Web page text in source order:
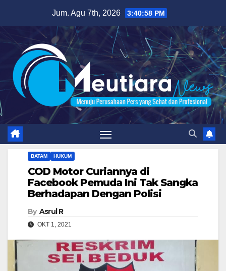
content
Jum. Agu 7th, 2026 3:40:59 PM
BATAM HUKUM
COD Motor Curiannya di
Facebook Pemuda Ini Tak Sangka
Berhadapan Dengan Polisi
By Asrul R
OKT 1, 2021